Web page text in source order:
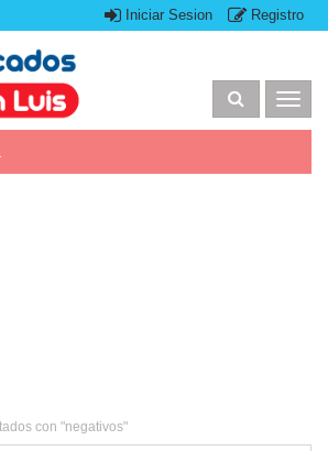
Iniciar Sesion Registro
con "negativos"